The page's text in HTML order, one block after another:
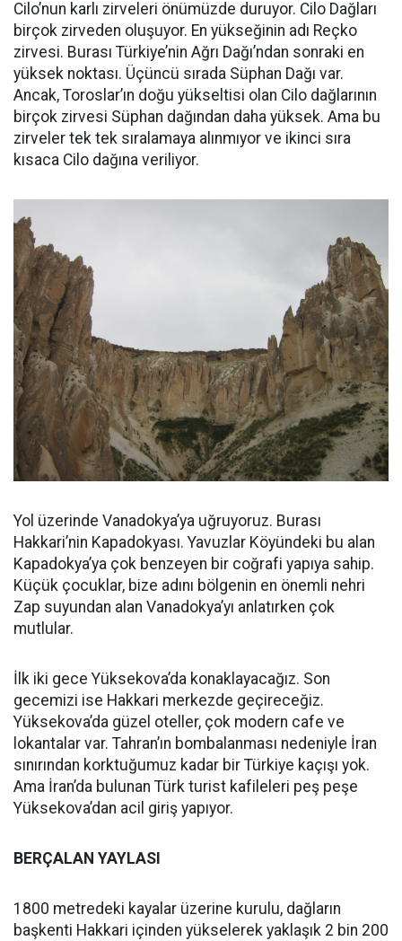
Cilo’nun karlı zirveleri önümüzde duruyor. Cilo Dağları
birçok zirveden oluşuyor. En yükseğinin adı Reçko
zirvesi. Burası Türkiye’nin Ağrı Dağı’ndan sonraki en
yüksek noktası. Üçüncü sırada Süphan Dağı var.
Ancak, Toroslar’ın doğu yükseltisi olan Cilo dağlarının
birçok zirvesi Süphan dağından daha yüksek. Ama bu
zirveler tek tek sıralamaya alınmıyor ve ikinci sıra
kısaca Cilo dağına veriliyor.
Yol üzerinde Vanadokya’ya uğruyoruz. Burası
Hakkari’nin Kapadokyası. Yavuzlar Köyündeki bu alan
Kapadokya’ya çok benzeyen bir coğrafi yapıya sahip.
Küçük çocuklar, bize adını bölgenin en önemli nehri
Zap suyundan alan Vanadokya’yı anlatırken çok
mutlular.
İlk iki gece Yüksekova’da konaklayacağız. Son
gecemizi ise Hakkari merkezde geçireceğiz.
Yüksekova’da güzel oteller, çok modern cafe ve
lokantalar var. Tahran’ın bombalanması nedeniyle İran
sınırından korktuğumuz kadar bir Türkiye kaçışı yok.
Ama İran’da bulunan Türk turist kafileleri peş peşe
Yüksekova’dan acil giriş yapıyor.
BERÇALAN YAYLASI
1800 metredeki kayalar üzerine kurulu, dağların
başkenti Hakkari içinden yükselerek yaklaşık 2 bin 200